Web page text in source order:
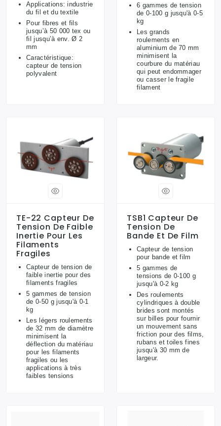
Applications: industrie
du fil et du textile
Pour fibres et fils
jusqu’à 50 000 tex ou
fil jusqu’à env. Ø 2
mm
Caractéristique:
capteur de tension
polyvalent
6 gammes de tension
de 0-100 g jusqu'à 0-5
kg
Les grands
roulements en
aluminium de 70 mm
minimisent la
courbure du matériau
qui peut endommager
ou casser le fragile
filament
TE-22 Capteur De
Tension De Faible
Inertie Pour Les
Filaments
Fragiles
Capteur de tension de
faible inertie pour des
filaments fragiles
5 gammes de tension
de 0-50 g jusqu'à 0-1
kg
Les légers roulements
de 32 mm de diamètre
minimisent la
déflection du matériau
pour les filaments
fragiles ou les
applications à très
faibles tensions
TSB1 Capteur De
Tension De
Bande Et De Film
Capteur de tension
pour bande et film
5 gammes de
tensions de 0-100 g
jusqu'à 0-2 kg
Des roulements
cylindriques à double
brides sont montés
sur billes pour fournir
un mouvement sans
friction pour des films,
rubans et toiles fines
jusqu'à 30 mm de
largeur.